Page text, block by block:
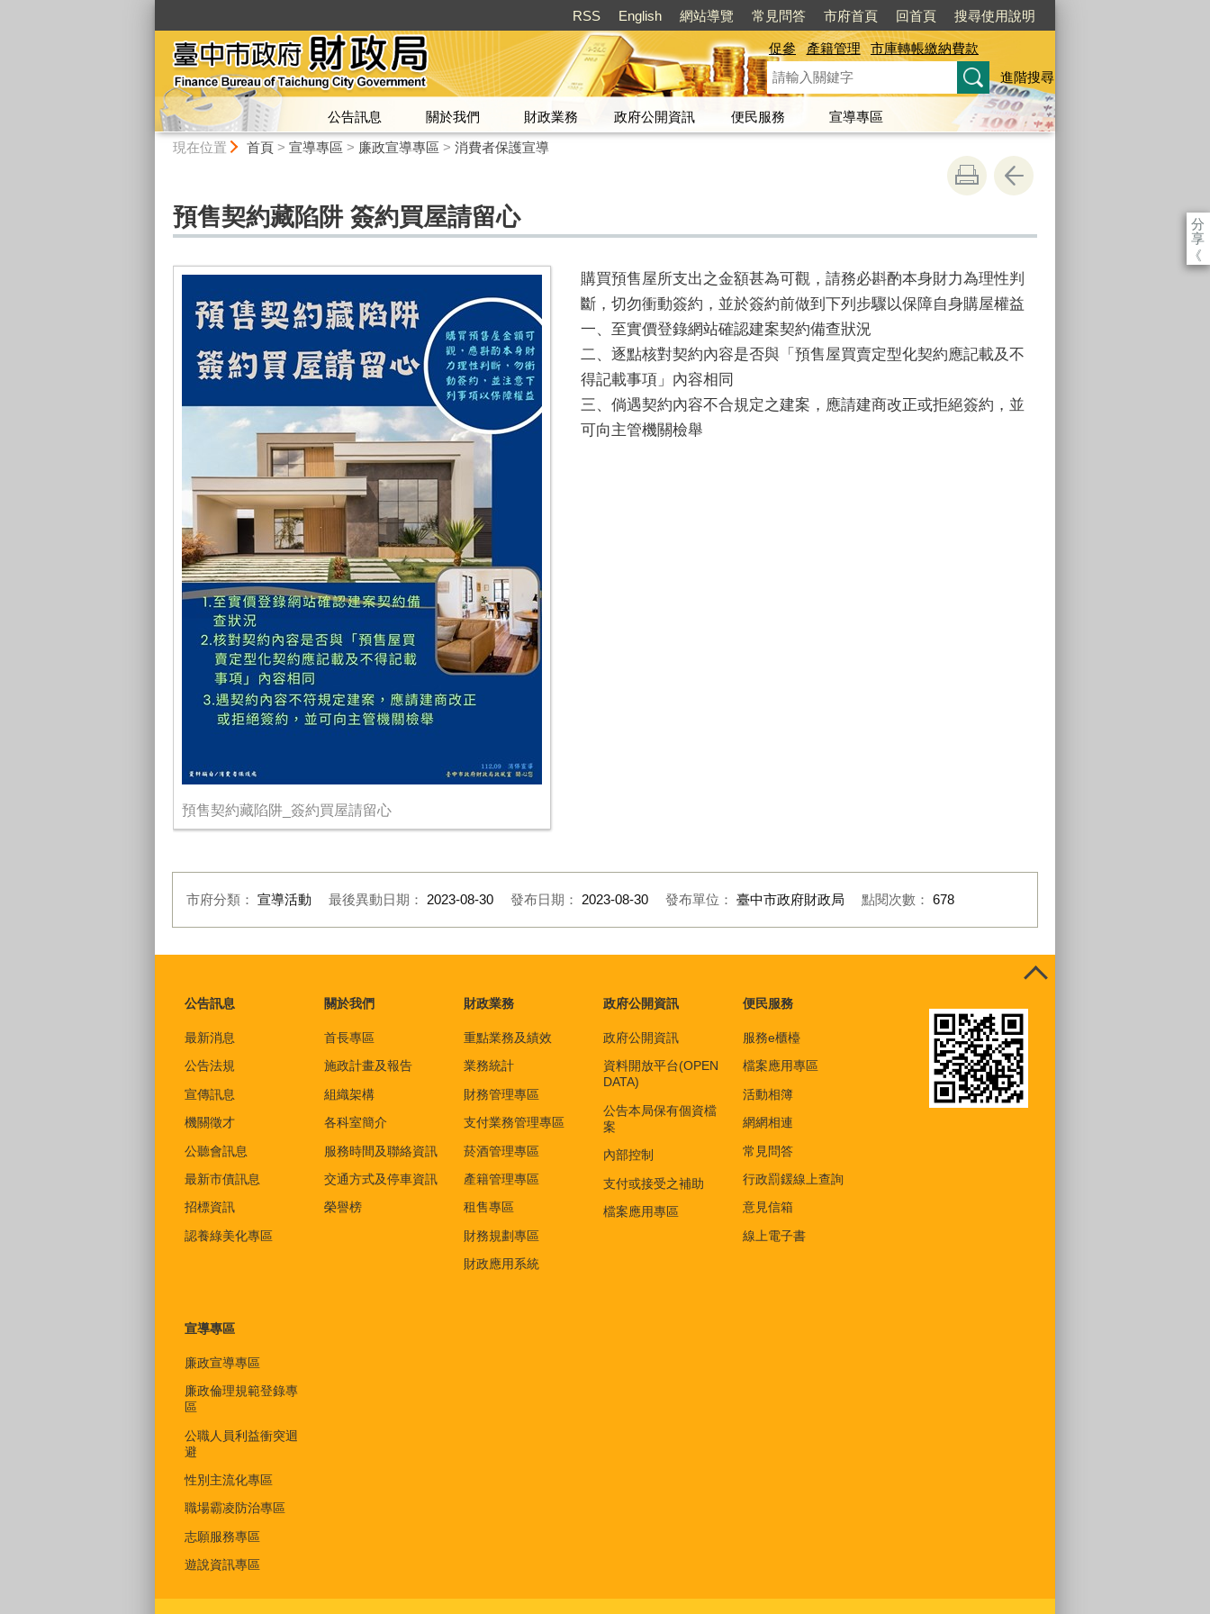
RSS English 網站導覽 常見問答 市府首頁 回首頁 搜尋使用說明
促參 產籍管理
市庫轉帳繳納費款
進階搜尋
公告訊息 關於我們 財政業務 政府公開資訊 便民服務
宣導專區
現在位置 首頁> 宣導專區 > 廉政宣導專區 > 消費者保護宣導
分
享
《
預售契約藏陷阱 簽約買屋請留心
預售契約藏陷阱_簽約買屋請留心
購買預售屋所支出之金額甚為可觀，請務必斟酌本身財力為理性判
斷，切勿衝動簽約，並於簽約前做到下列步驟以保障自身購屋權益
一、至實價登錄網站確認建案契約備查狀況
二、逐點核對契約內容是否與「預售屋買賣定型化契約應記載及不
得記載事項」內容相同
三、倘遇契約內容不合規定之建案，應請建商改正或拒絕簽約，並
可向主管機關檢舉
市府分類： 宣導活動 最後異動日期： 2023-08-30 發布日期： 2023-08-30 發布單位： 臺中市政府財政局 點閱次數： 678
公告訊息
最新消息
公告法規
宣傳訊息
機關徵才
公聽會訊息
最新市債訊息
招標資訊
認養綠美化專區
關於我們
首長專區
施政計畫及報告
組織架構
各科室簡介
服務時間及聯絡資訊
交通方式及停車資訊
榮譽榜
財政業務
重點業務及績效
業務統計
財務管理專區
支付業務管理專區
菸酒管理專區
產籍管理專區
租售專區
財務規劃專區
財政應用系統
政府公開資訊
政府公開資訊
資料開放平台(OPEN
DATA)
公告本局保有個資檔
案
內部控制
支付或接受之補助
檔案應用專區
便民服務
服務e櫃檯
檔案應用專區
活動相簿
網網相連
常見問答
行政罰鍰線上查詢
意見信箱
線上電子書
宣導專區
廉政宣導專區
廉政倫理規範登錄專
區
公職人員利益衝突迴
避
性別主流化專區
職場霸凌防治專區
志願服務專區
遊說資訊專區